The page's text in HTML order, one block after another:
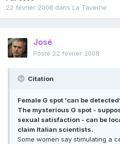
22 février 2008 dans La Taverne
José
Posté 22 février 2008
Citation
Female G spot 'can be detected'
The mysterious G spot -
sexual satisfaction - can be
claim Italian scientists.
Some women say stimulating a